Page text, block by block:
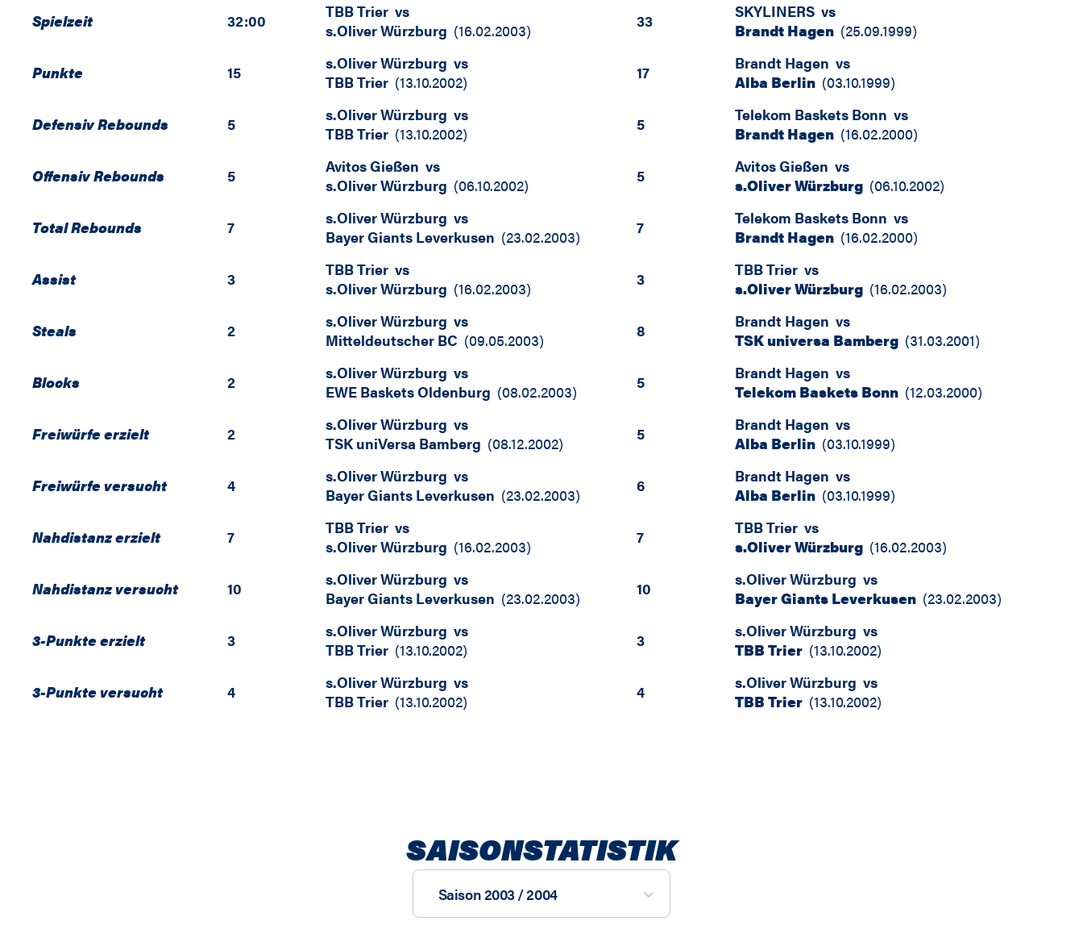
Spielzeit 32:00 TBB Trier vs
s.Oliver Würzburg (16.02.2003) 33 SKYLINERS vs
Brandt Hagen (25.09.1999)
Punkte 15 s.Oliver Würzburg vs
TBB Trier (13.10.2002) 17 Brandt Hagen vs
Alba Berlin (03.10.1999)
Defensiv Rebounds 5 s.Oliver Würzburg vs
TBB Trier (13.10.2002) 5 Telekom Baskets Bonn vs
Brandt Hagen (16.02.2000)
Offensiv Rebounds 5 Avitos Gießen vs
s.Oliver Würzburg (06.10.2002) 5 Avitos Gießen vs
s.Oliver Würzburg (06.10.2002)
Total Rebounds 7 s.Oliver Würzburg vs
Bayer Giants Leverkusen (23.02.2003) 7 Telekom Baskets Bonn vs
Brandt Hagen (16.02.2000)
Assist 3 TBB Trier vs
s.Oliver Würzburg (16.02.2003) 3 TBB Trier vs
s.Oliver Würzburg (16.02.2003)
Steals 2 s.Oliver Würzburg vs
Mitteldeutscher BC (09.05.2003) 8 Brandt Hagen vs
TSK universa Bamberg (31.03.2001)
Blocks 2 s.Oliver Würzburg vs
EWE Baskets Oldenburg (08.02.2003) 5 Brandt Hagen vs
Telekom Baskets Bonn (12.03.2000)
Freiwürfe erzielt 2 s.Oliver Würzburg vs
TSK uniVersa Bamberg (08.12.2002) 5 Brandt Hagen vs
Alba Berlin (03.10.1999)
Freiwürfe versucht 4 s.Oliver Würzburg vs
Bayer Giants Leverkusen (23.02.2003) 6 Brandt Hagen vs
Alba Berlin (03.10.1999)
Nahdistanz erzielt 7 TBB Trier vs
s.Oliver Würzburg (16.02.2003) 7 TBB Trier vs
s.Oliver Würzburg (16.02.2003)
Nahdistanz versucht 10 s.Oliver Würzburg vs
Bayer Giants Leverkusen (23.02.2003) 10 s.Oliver Würzburg vs
Bayer Giants Leverkusen (23.02.2003)
3-Punkte erzielt 3 s.Oliver Würzburg vs
TBB Trier (13.10.2002) 3 s.Oliver Würzburg vs
TBB Trier (13.10.2002)
3-Punkte versucht 4 s.Oliver Würzburg vs
TBB Trier (13.10.2002) 4 s.Oliver Würzburg vs
TBB Trier (13.10.2002)
SAISONSTATISTIK
Saison 2003 / 2004